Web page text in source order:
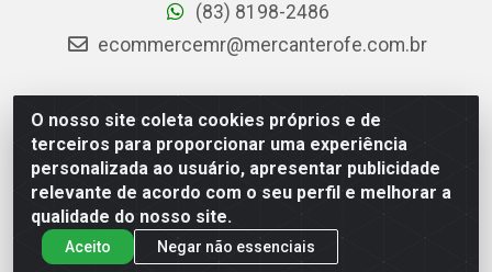
O nosso site coleta cookies próprios e de
terceiros para proporcionar uma experiência
personalizada ao usuário, apresentar publicidade
relevante de acordo com o seu perfil e melhorar a
qualidade do nosso site.
Aceito Negar não essenciais
(83) 8198-2486
ecommercemr@mercanterofe.com.br
MR Distribuidora - Rua Hortêncio Ribeiro de Luna, 3777 -
Distrito Industrial, João Pessoa/PB - CEP 58081-400 - CNPJ
35.428.312/0001-85